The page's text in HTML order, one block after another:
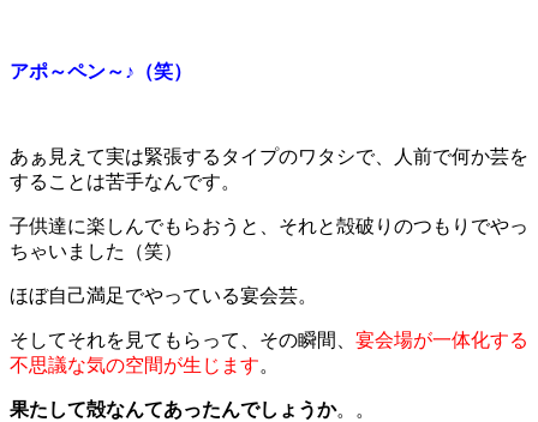
アポ～ペン～♪（笑）
あぁ見えて実は緊張するタイプのワタシで、人前で何か芸を
することは苦手なんです。
子供達に楽しんでもらおうと、それと殻破りのつもりでやっ
ちゃいました（笑）
ほぼ自己満足でやっている宴会芸。
そしてそれを見てもらって、その瞬間、 宴会場が一体化する
不思議な気の空間が生じます。
果たして殻なんてあったんでしょうか。。